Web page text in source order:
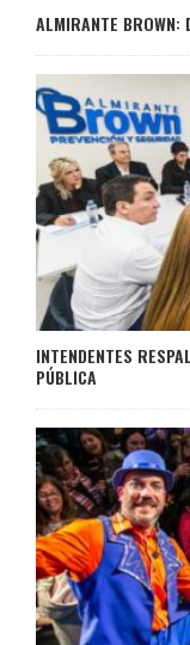
ALMIRANTE BROWN:
INTENDENTES
PÚBLICA